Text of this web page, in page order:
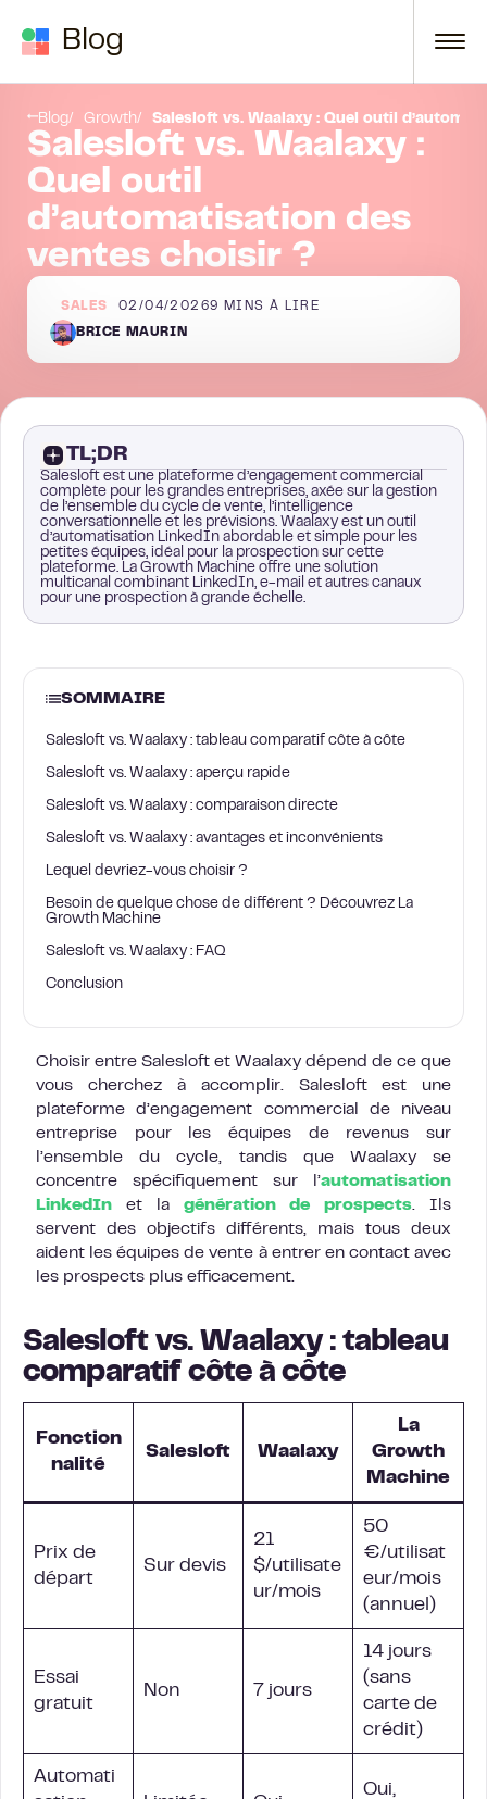
Blog
Blog Growth Salesloft vs. Waalaxy : Quel outil
Salesloft vs. Waalaxy :
Quel outil
d’automatisation des
ventes choisir ?
SALES 02/04/20269 MINS À LIRE
BRICE MAURIN
TL;DR
Salesloft est une plateforme d’engagement commercial
complète pour les grandes entreprises, axée sur la gestion
de l’ensemble du cycle de vente, l’intelligence
conversationnelle et les prévisions. Waalaxy est un outil
d’automatisation LinkedIn abordable et simple pour les
petites équipes, idéal pour la prospection sur cette
plateforme. La Growth Machine offre une solution
multicanal combinant LinkedIn, e-mail et autres canaux
pour une prospection à grande échelle.
SOMMAIRE
Salesloft vs. Waalaxy : tableau comparatif côte à côte
Salesloft vs. Waalaxy : aperçu rapide
Salesloft vs. Waalaxy : comparaison directe
Salesloft vs. Waalaxy : avantages et inconvénients
Lequel devriez-vous choisir ?
Besoin de quelque chose de différent ? Découvrez La
Growth Machine
Salesloft vs. Waalaxy : FAQ
Conclusion
Choisir entre Salesloft et Waalaxy dépend de ce que
vous cherchez à accomplir. Salesloft est une
plateforme d’engagement commercial de niveau
entreprise pour les équipes de revenus sur
l’ensemble du cycle, tandis que Waalaxy se
concentre spécifiquement sur l’automatisation
LinkedIn et la génération de prospects. Ils
servent des objectifs différents, mais tous deux
aident les équipes de vente à entrer en contact avec
les prospects plus efficacement.
Salesloft vs. Waalaxy : tableau
comparatif côte à côte
Fonction
nalité
Salesloft Waalaxy
La
Growth
Machine
Prix de
départ
Sur devis
21
$/utilisate
ur/mois
50
€/utilisat
eur/mois
(annuel)
Essai
gratuit
Non 7 jours
14 jours
(sans
carte de
crédit)
Automati
Oui,